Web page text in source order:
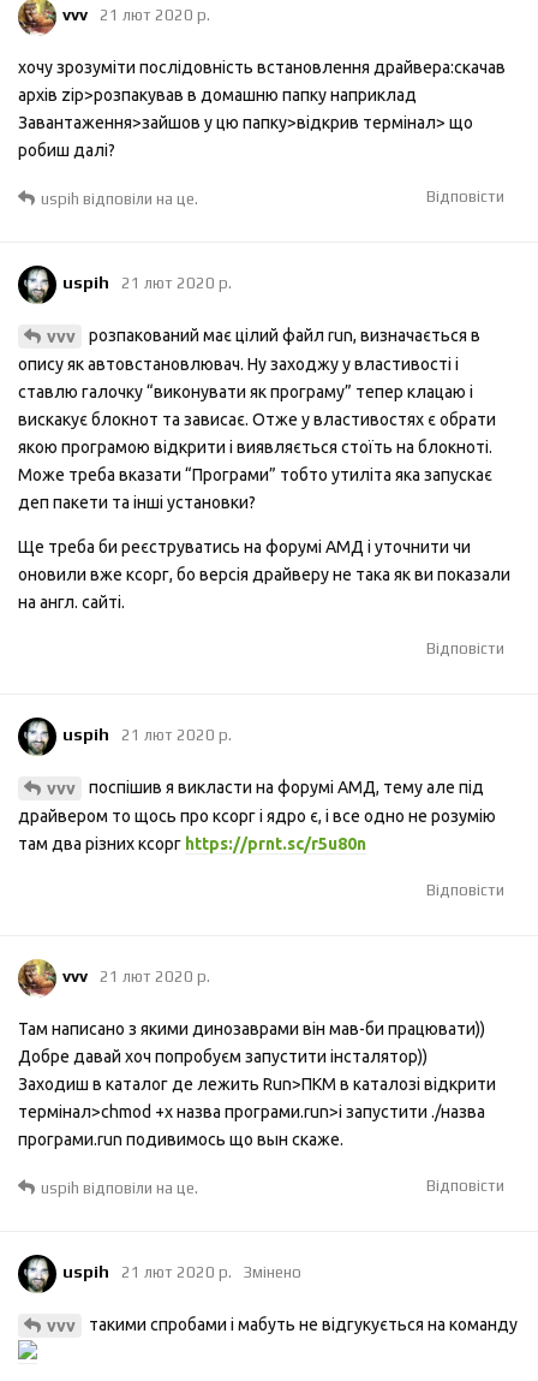
vvv 21 лют 2020 р.
хочу зрозуміти послідовність встановлення драйвера:скачав
архів zip>розпакував в домашню папку наприклад
Завантаження>зайшов у цю папку>відкрив термінал> що
робиш далі?
Відповісти
uspih відповіли на це.
uspih 21 лют 2020 р.
vvv
розпакований має цілий файл run, визначається в
опису як автовстановлювач. Ну заходжу у властивості і
ставлю галочку “виконувати як програму” тепер клацаю і
вискакує блокнот та зависає. Отже у властивостях є обрати
якою програмою відкрити і виявляється стоїть на блокноті.
Може треба вказати “Програми” тобто утиліта яка запускає
деп пакети та інші установки?
Ще треба би реєструватись на форумі АМД і уточнити чи
оновили вже ксорг, бо версія драйверу не така як ви показали
на англ. сайті.
Відповісти
uspih 21 лют 2020 р.
vvv
поспішив я викласти на форумі АМД, тему але під
драйвером то щось про ксорг і ядро є, і все одно не розумію
там два різних ксорг https://prnt.sc/r5u80n
Відповісти
vvv 21 лют 2020 р.
Там написано з якими динозаврами він мав-би працювати))
Добре давай хоч попробуєм запустити інсталятор))
Заходиш в каталог де лежить Run>ПКМ в каталозі відкрити
термінал>chmod +x назва програми.run>і запустити ./назва
програми.run подивимось що вын скаже.
Відповісти
uspih відповіли на це.
uspih 21 лют 2020 р. Змінено
vvv такими спробами і мабуть не відгукується на команду